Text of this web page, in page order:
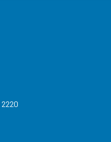
2220